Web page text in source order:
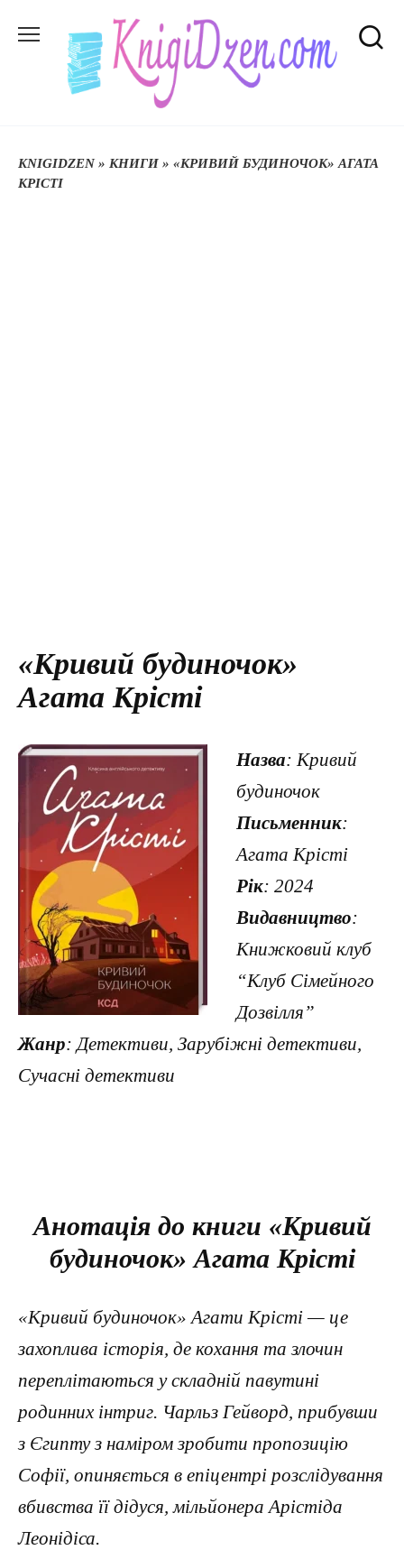
до
KNIGIDZEN» КНИГИ » «КРИВИЙ БУДИНОЧОК» АГАТА
КРІСТІ
«Кривий будиночок»
Агата Крісті
Назва: Кривий
будиночок
Письменник:
Агата Крісті
Рік: 2024
Видавництво:
Книжковий клуб
“Клуб Сімейного
Дозвілля”
Жанр: Детективи, Зарубіжні детективи,
Сучасні детективи
Анотація до книги «Кривий
будиночок» Агата Крісті
«Кривий будиночок» Агати Крісті — це
захоплива історія, де кохання та злочин
переплітаються у складній павутині
родинних інтриг. Чарльз Гейворд, прибувши
з Єгипту з наміром зробити пропозицію
Софії, опиняється в епіцентрі розслідування
вбивства її дідуся, мільйонера Арістіда
Леонідіса.